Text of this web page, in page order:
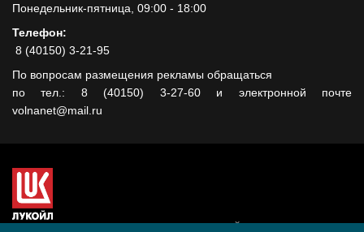
Понедельник-пятница, 09:00 - 18:00
Телефон:
8 (40150) 3-21-95
По вопросам размещения рекламы обращаться
по тел.: 8 (40150) 3-27-60 и электронной почте
volnanet@mail.ru